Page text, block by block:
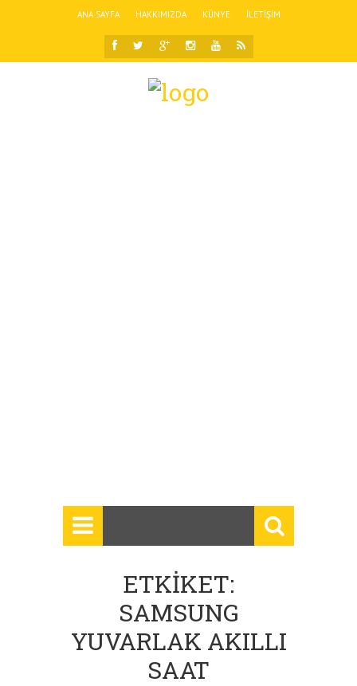
ANA SAYFA HAKKIMIZDA KÜNYE İLETIŞIM
ETKIKET:
SAMSUNG
YUVARLAK AKILLI
SAAT